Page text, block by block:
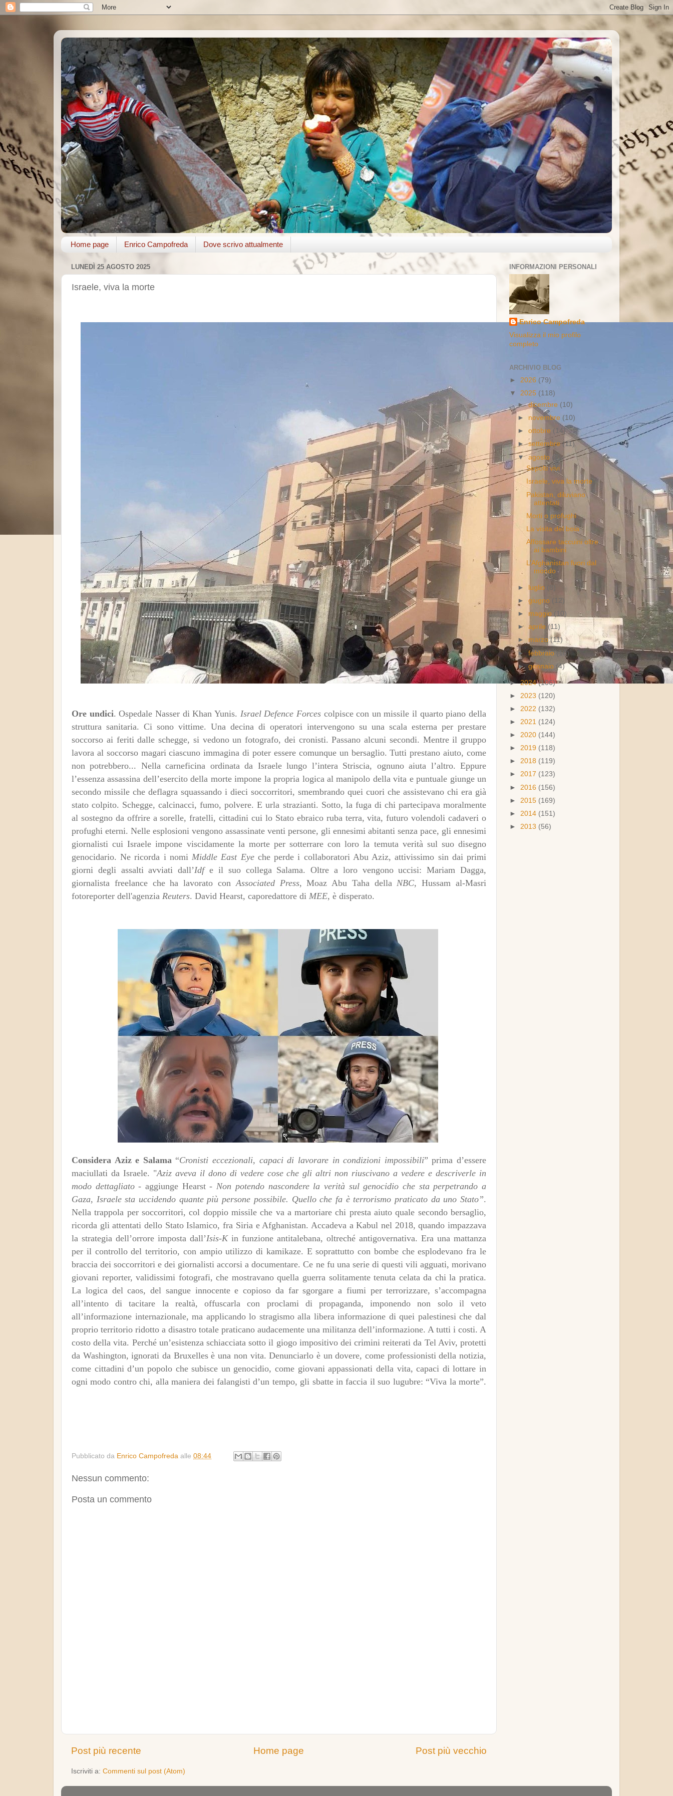
Home page Enrico Campofreda Dove scrivo attualmente
LUNEDÌ 25 AGOSTO 2025
Israele, viva la morte
Ore undici. Ospedale Nasser di Khan Yunis. Israel Defence Forces colpisce con un missile il quarto piano della
struttura sanitaria. Ci sono vittime. Una decina di operatori intervengono su una scala esterna per prestare
soccorso ai feriti dalle schegge, si vedono un fotografo, dei cronisti. Passano alcuni secondi. Mentre il gruppo
lavora al soccorso magari ciascuno immagina di poter essere comunque un bersaglio. Tutti prestano aiuto, come
non potrebbero... Nella carneficina ordinata da Israele lungo l’intera Striscia, ognuno aiuta l’altro. Eppure
l’essenza assassina dell’esercito della morte impone la propria logica al manipolo della vita e puntuale giunge un
secondo missile che deflagra squassando i dieci soccorritori, smembrando quei cuori che assistevano chi era già
stato colpito. Schegge, calcinacci, fumo, polvere. E urla strazianti. Sotto, la fuga di chi partecipava moralmente
al sostegno da offrire a sorelle, fratelli, cittadini cui lo Stato ebraico ruba terra, vita, futuro volendoli cadaveri o
profughi eterni. Nelle esplosioni vengono assassinate venti persone, gli ennesimi abitanti senza pace, gli ennesimi
giornalisti cui Israele impone viscidamente la morte per sotterrare con loro la temuta verità sul suo disegno
genocidario. Ne ricorda i nomiMiddle East Eye che perde i collaboratori Abu Aziz, attivissimo sin dai primi
giorni degli assalti avviati dall’Idfe il suo collega Salama. Oltre a loro vengono uccisi: Mariam Dagga,
giornalista freelance che ha lavorato conAssociated Press, Moaz Abu Taha dellaNBC, Hussam al-Masri
fotoreporter dell'agenzia Reuters. David Hearst, caporedattore di MEE, è disperato.
Considera Aziz e Salama “Cronisti eccezionali, capaci di lavorare in condizioni impossibili” prima d’essere
maciullati da Israele. "Aziz aveva il dono di vedere cose che gli altri non riuscivano a vedere e descriverle in
modo dettagliato - aggiunge Hearst - Non potendo nascondere la verità sul genocidio che sta perpetrando a
Gaza, Israele sta uccidendo quante più persone possibile. Quello che fa è terrorismo praticato da uno Stato”.
Nella trappola per soccorritori, col doppio missile che va a martoriare chi presta aiuto quale secondo bersaglio,
ricorda gli attentati dello Stato Islamico, fra Siria e Afghanistan. Accadeva a Kabul nel 2018, quando impazzava
la strategia dell’orrore imposta dall’Isis-K in funzione antitalebana, oltreché antigovernativa. Era una mattanza
per il controllo del territorio, con ampio utilizzo di kamikaze. E soprattutto con bombe che esplodevano fra le
braccia dei soccorritori e dei giornalisti accorsi a documentare. Ce ne fu una serie di questi vili agguati, morivano
giovani reporter, validissimi fotografi, che mostravano quella guerra solitamente tenuta celata da chi la pratica.
La logica del caos, del sangue innocente e copioso da far sgorgare a fiumi per terrorizzare, s’accompagna
all’intento di tacitare la realtà, offuscarla con proclami di propaganda, imponendo non solo il veto
all’informazione internazionale, ma applicando lo stragismo alla libera informazione di quei palestinesi che dal
proprio territorio ridotto a disastro totale praticano audacemente una militanza dell’informazione. A tutti i costi. A
costo della vita. Perché un’esistenza schiacciata sotto il giogo impositivo dei crimini reiterati da Tel Aviv, protetti
da Washington, ignorati da Bruxelles è una non vita. Denunciarlo è un dovere, come professionisti della notizia,
come cittadini d’un popolo che subisce un genocidio, come giovani appassionati della vita, capaci di lottare in
ogni modo contro chi, alla maniera dei falangisti d’un tempo, gli sbatte in faccia il suo lugubre: “Viva la morte”.
Pubblicato da Enrico Campofreda alle 08:44
Nessun commento:
Posta un commento
Post più recente Post più vecchio
Home page
Iscriviti a: Commenti sul post (Atom)
INFORMAZIONI PERSONALI
Enrico Campofreda
Visualizza il mio profilo
completo
ARCHIVIO BLOG
► 2026 (79)
▼ 2025 (118)
►dicembre (10)
► novembre (10)
►ottobre (14)
►settembre(11)
▼agosto (7)
Sepolti vivi
Israele, viva la morte
Pakistan, diluviano
attentati
Morti o profughi
La visita del boia
Affossare taccuini oltre
ai bambini
L’Afghanistan fuori dal
mondo
► luglio
(8)
►giugno (12)
► maggio (10)
►aprile (11)
► marzo(11)
►febbraio(10)
►gennaio (4)
►2024(106)
► 2023 (120)
► 2022 (132)
► 2021 (124)
► 2020 (144)
► 2019 (118)
► 2018 (119)
► 2017 (123)
► 2016 (156)
► 2015 (169)
► 2014 (151)
► 2013 (56)